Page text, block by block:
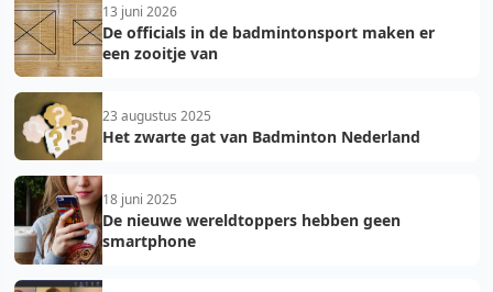
13 juni 2026
De officials in de badmintonsport maken er
een zooitje van
23 augustus 2025
Het zwarte gat van Badminton Nederland
18 juni 2025
De nieuwe wereldtoppers hebben geen
smartphone